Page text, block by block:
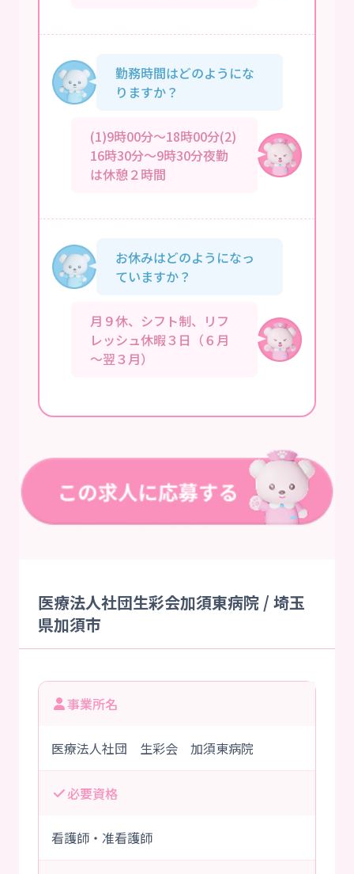
勤務時間はどのようにな
りますか？
(1)9時00分～18時00分(2)
16時30分～9時30分夜勤
は休憩２時間
お休みはどのようになっ
ていますか？
月９休、シフト制、リフ
レッシュ休暇３日（６月
～翌３月）
医療法人社団生彩会加須東病院 / 埼玉
県加須市
事業所名
医療法人社団 生彩会 加須東病院
必要資格
看護師・准看護師